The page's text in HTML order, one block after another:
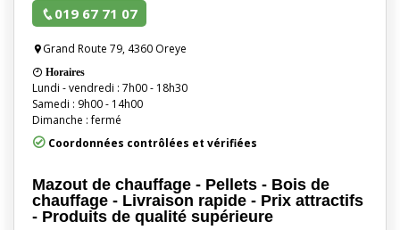
019 67 71 07
Grand Route 79, 4360 Oreye
Horaires
Lundi - vendredi : 7h00 - 18h30
Samedi : 9h00 - 14h00
Dimanche : fermé
Coordonnées contrôlées et vérifiées
Mazout de chauffage - Pellets - Bois de
chauffage - Livraison rapide - Prix attractifs
- Produits de qualité supérieure